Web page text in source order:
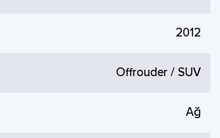
2012
Offrouder / SUV
Ağ